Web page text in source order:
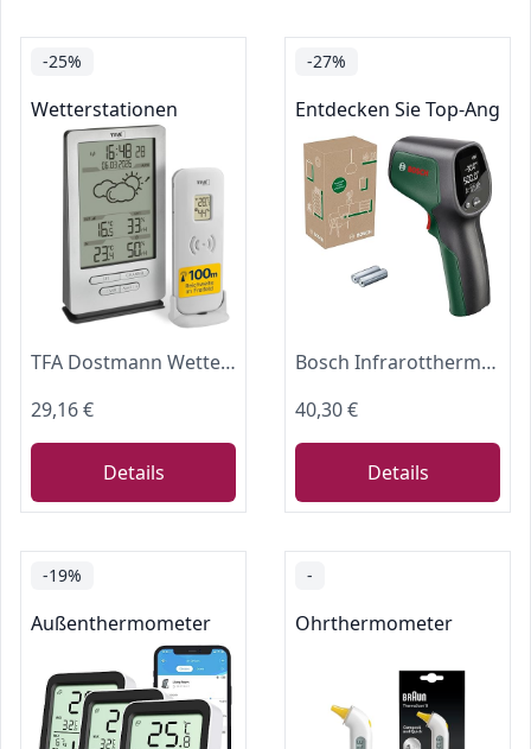
-25%
Wetterstationen
TFA Dostmann Wetterstation Xena 35.1162.54 mit Außensensor
29,16 €
Details
-27%
Entdecken Sie Top-
Bosch Infrarotthermometer UniversalTemp
40,30 €
Details
-19%
Außenthermometer
-
Ohrthermometer